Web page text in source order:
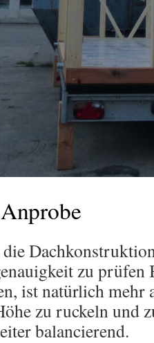
zu
ist natürlich mehr
zu ruckeln und
balancierend.